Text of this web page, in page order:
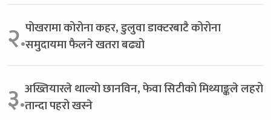
२.पोखरामा कोरोना कहर, डुलुवा डाक्टरबाटै कोरोना
समुदायमा फैलने खतरा बढ्यो
३.अख्तियारले थाल्यो छानविन, फेवा सिटीको मिथ्याङ्कले लहरो
तान्दा पहरो खस्ने